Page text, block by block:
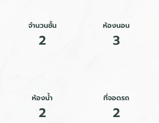
จำนวนชั้น
2
ห้องนอน
3
ห้องน้ำ
2
ที่จอดรถ
2